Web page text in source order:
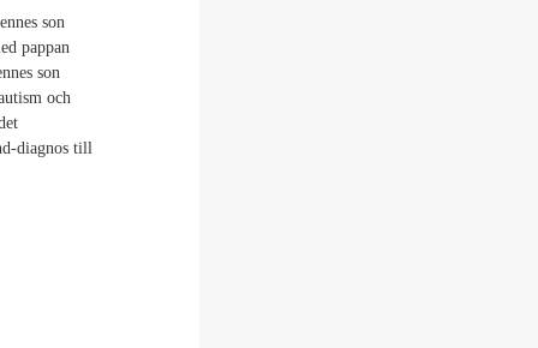
son
pappan
son
och
diagnos till